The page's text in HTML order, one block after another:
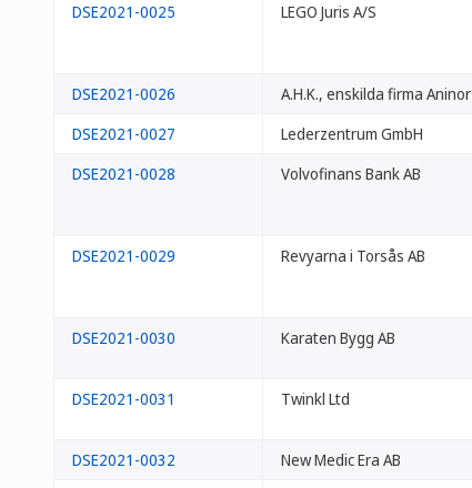
DSE2021-0025
LEGO Juris A/S
DSE2021-0026
A.H.K., enskilda firma Aninor
DSE2021-0027
Lederzentrum GmbH
DSE2021-0028
Volvofinans Bank AB
DSE2021-0029
Revyarna i Torsås AB
DSE2021-0030
Karaten Bygg AB
DSE2021-0031
Twinkl Ltd
DSE2021-0032
New Medic Era AB